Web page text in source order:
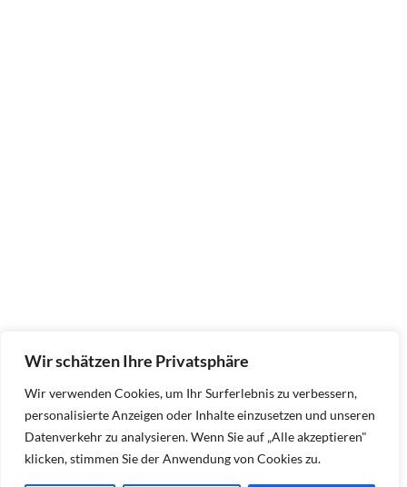
Wir schätzen Ihre Privatsphäre
Wir verwenden Cookies, um Ihr Surferlebnis zu verbessern,
personalisierte Anzeigen oder Inhalte einzusetzen und unseren
Datenverkehr zu analysieren. Wenn Sie auf „Alle akzeptieren"
klicken, stimmen Sie der Anwendung von Cookies zu.